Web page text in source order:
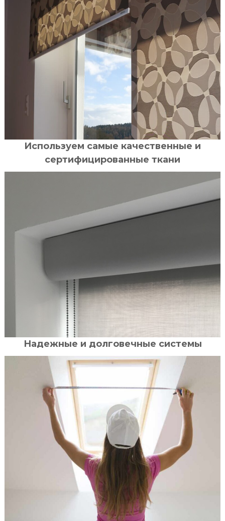
Используем самые качественные и
сертифицированные ткани
Надежные и долговечные системы